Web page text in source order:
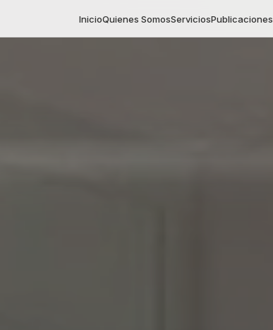
InicioQuienes SomosServiciosPublicaciones